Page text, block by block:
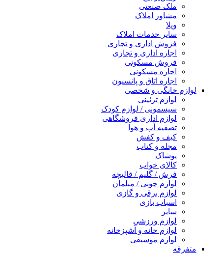
ملک صنعتی
مشاور املاک
ویلا
سایر خدمات املاک
فروش اداری و تجاری
اجاره اداری و تجاری
فروش مسکونی
اجاره مسکونی
اجاره اتاق و پانسیون
لوازم خانگی و شخصی
لوازم تزئینی
سیسمونی / لوازم کودک
لوازم اداری فروشگاهی
تصفیه آب و هوا
کیف و کفش
مجله و کتاب
پوشاک
کالای خواب
فرش / گلیم / قالیچه
لوازم چوبی / مبلمان
لوازم برقی و گازی
اسباب بازی
سایر
لوازم ورزشی
لوازم خانه و آشپزخانه
لوازم موسیقی
متفرقه